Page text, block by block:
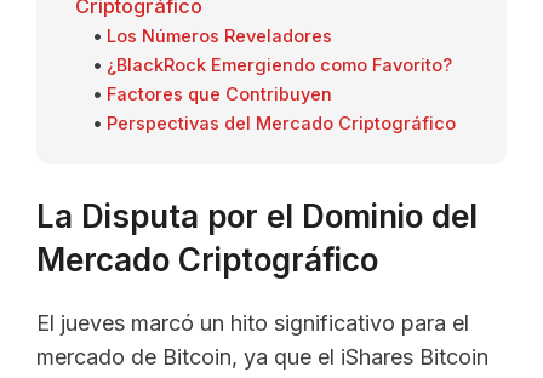
Criptográfico
Los Números Reveladores
¿BlackRock Emergiendo como Favorito?
Factores que Contribuyen
Perspectivas del Mercado Criptográfico
La Disputa por el Dominio del
Mercado Criptográfico
El jueves marcó un hito significativo para el
mercado de Bitcoin, ya que el iShares Bitcoin